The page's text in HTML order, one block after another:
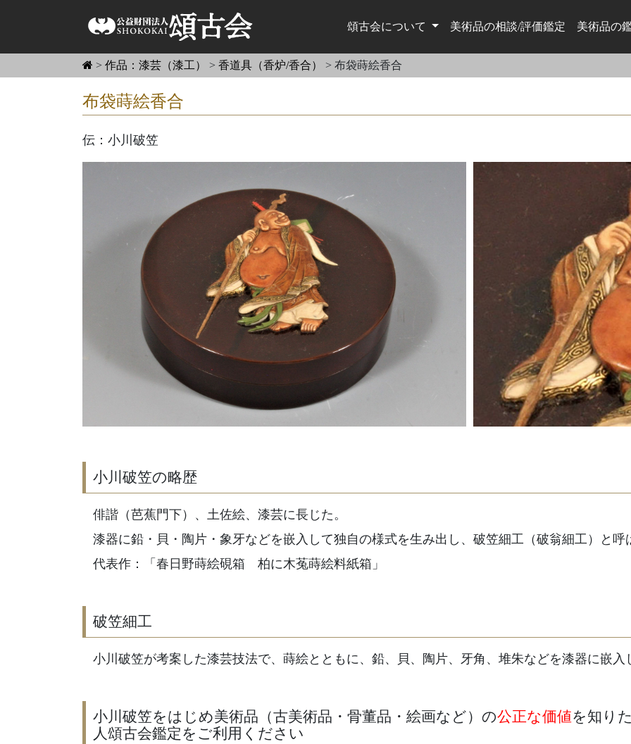
頌古会について 美術品の相談/評価鑑定 美術品の
> 作品：漆芸（漆工） > 香道具（香炉/香合） > 布袋蒔絵香合
布袋蒔絵香合
伝：小川破笠
小川破笠の略歴
俳諧（芭蕉門下）、土佐絵、漆芸に長じた。
漆器に鉛・貝・陶片・象牙などを嵌入して独自の様式を生み出し、破笠細工（破翁細工）と呼
代表作：「春日野蒔絵硯箱 柏に木菟蒔絵料紙箱」
破笠細工
小川破笠が考案した漆芸技法で、蒔絵とともに、鉛、貝、陶片、牙角、堆朱などを漆器に嵌入
小川破笠をはじめ美術品（古美術品・骨董品・絵画など）の公正な価値を知り
人頌古会鑑定をご利用ください